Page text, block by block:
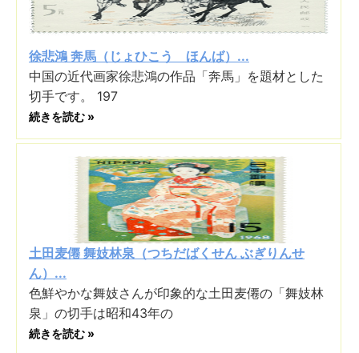
徐悲鴻 奔馬（じょひこう ほんば）...
中国の近代画家徐悲鴻の作品「奔馬」を題材とした
切手です。 197
続きを読む »
土田麦僊 舞妓林泉（つちだばくせん ぶぎりんせ
ん）...
色鮮やかな舞妓さんが印象的な土田麦僊の「舞妓林
泉」の切手は昭和43年の
続きを読む »